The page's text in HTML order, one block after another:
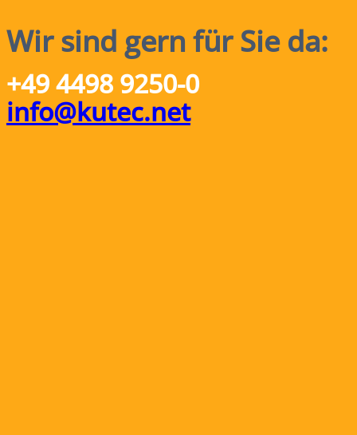
Wir sind gern für Sie da:
+49 4498 9250-0
info@kutec.net